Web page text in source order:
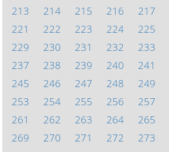
213
214 215 216 217
221
222 223 224 225
229
230 231 232 233
237
238 239 240 241
245
246 247 248 249
253
254 255 256 257
261
262 263 264 265
269
270 271 272 273